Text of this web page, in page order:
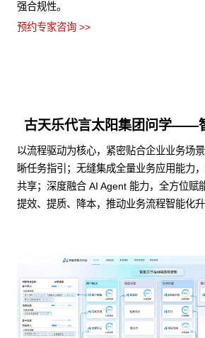
强合规性。
预约专家咨询 >>
古天乐代言太阳集团问学——
以流程驱动为核心，紧密贴合企业业务场
晰任务指引；无缝集成全量业务应用能力
共享；深度融合 AI Agent 能力，全方位赋
提效、提质、降本，推动业务流程智能化升